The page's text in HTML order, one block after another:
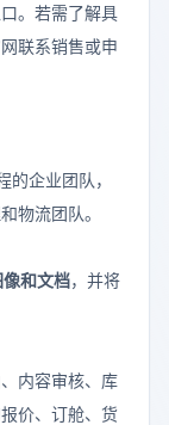
。若需了解具
联系销售或申
企业团队，
物流团队。
和文档，并将
内容审核、库
价、订舱、货